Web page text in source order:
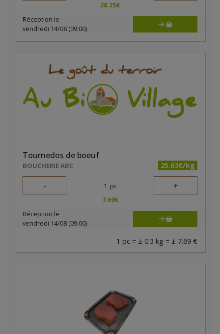
28.25€
Réception le
vendredi 14/08 (09:00)
Tournedos de boeuf
BOUCHERIE ABC 25.63€/kg
- 1 pc +
7.69€
Réception le
vendredi 14/08 (09:00)
1 pc = ± 0.3 kg = ± 7.69 €